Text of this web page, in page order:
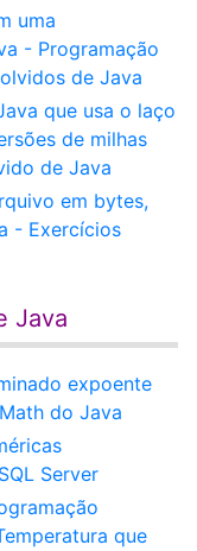
uma
- Programação
de Java
que usa o laço
de milhas
de Java
em bytes,
- Exercícios
Java
expoente
do Java
Server
que